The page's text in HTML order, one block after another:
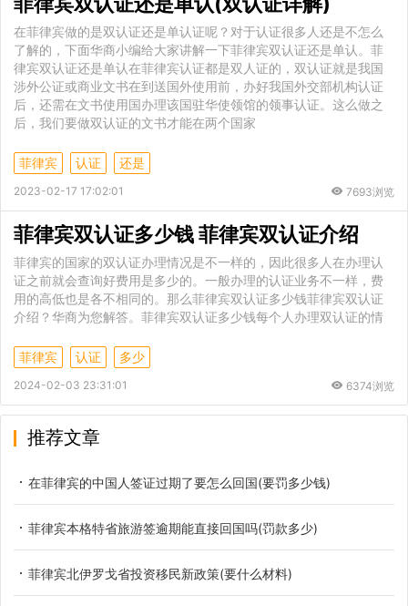
在菲律宾做的是双认证还是单认证呢？对于认证很多人还是不怎么
了解的，下面华商小编给大家讲解一下菲律宾双认证还是单认。菲
律宾双认证还是单认在菲律宾认证都是双人证的，双认证就是我国
涉外公证或商业文书在到送国外使用前，办好我国外交部机构认证
后，还需在文书使用国办理该国驻华使领馆的领事认证。这么做之
后，我们要做双认证的文书才能在两个国家
菲律宾 认证 还是
2023-02-17 17:02:01 7693浏览
菲律宾双认证多少钱 菲律宾双认证介绍
菲律宾的国家的双认证办理情况是不一样的，因此很多人在办理认
证之前就会查询好费用是多少的。一般办理的认证业务不一样，费
用的高低也是各不相同的。那么菲律宾双认证多少钱菲律宾双认证
介绍？华商为您解答。菲律宾双认证多少钱每个人办理双认证的情
菲律宾 认证 多少
2024-02-03 23:31:01 6374浏览
推荐文章
在菲律宾的中国人签证过期了要怎么回国(要罚多少钱)
菲律宾本格特省旅游签逾期能直接回国吗(罚款多少)
菲律宾北伊罗戈省投资移民新政策(要什么材料)